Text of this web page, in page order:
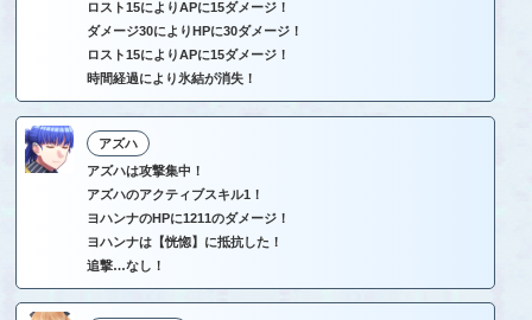
ロスト15によりAPに15ダメージ！
ダメージ30によりHPに30ダメージ！
ロスト15によりAPに15ダメージ！
時間経過により氷結が消失！
アズハ
アズハは攻撃集中！
アズハのアクティブスキル1！
ヨハンナのHPに1211のダメージ！
ヨハンナは【恍惚】に抵抗した！
追撃…なし！